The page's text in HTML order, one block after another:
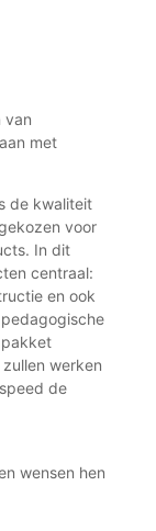
van
met
de kwaliteit
voor
In dit
centraal:
en ook
werken
de
wensen hen